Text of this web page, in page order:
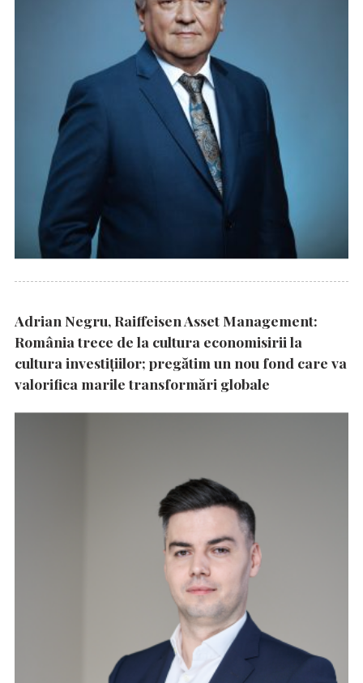
Adrian Negru, Raiffeisen Asset Management:
România trece de la cultura economisirii la
cultura investițiilor; pregătim un nou fond care va
valorifica marile transformări globale